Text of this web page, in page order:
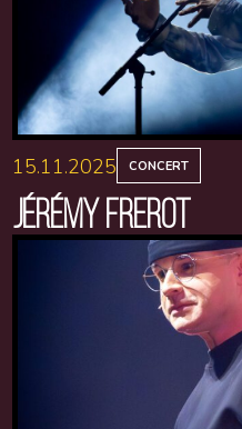
15.11.2025 CONCERT
JÉRÉMY FREROT